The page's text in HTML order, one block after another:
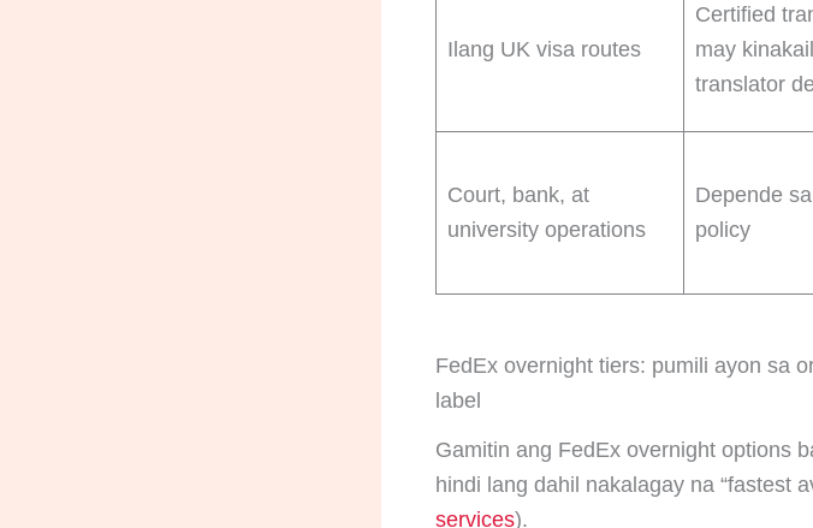
Ilang UK visa routes
Certified
may
translator
Court, bank, at
university operations
Depende
policy
FedEx overnight tiers: pumili ayon sa
label
Gamitin ang FedEx overnight options
hindi lang dahil nakalagay na “fastest
services).